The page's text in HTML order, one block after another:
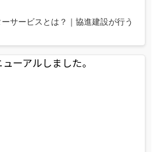
サービスとは？｜協進建設が行う